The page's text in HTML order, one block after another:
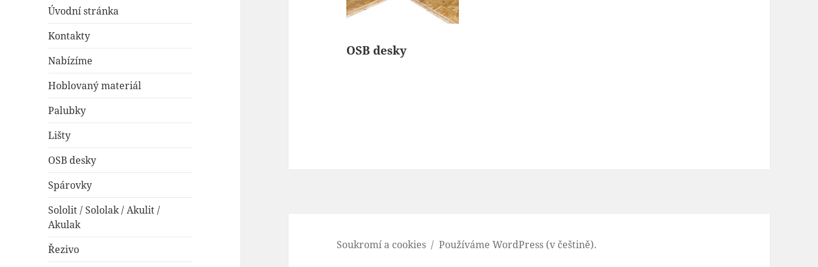
Úvodní stránka
Kontakty
Nabízíme
Hoblovaný materiál
Palubky
Lišty
OSB desky
Spárovky
Sololit / Sololak / Akulit /
Akulak
Řezivo
OSB desky
Soukromí a cookies Používáme WordPress (v češtině).